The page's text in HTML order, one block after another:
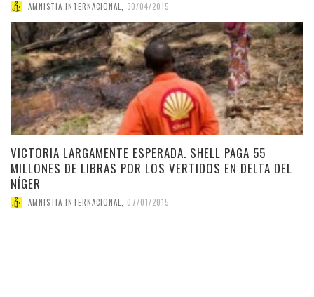
AMNISTIA INTERNACIONAL 30/04/2015
VICTORIA LARGAMENTE ESPERADA. SHELL PAGA 55
MILLONES DE LIBRAS POR LOS VERTIDOS EN DELTA DEL
NÍGER
AMNISTIA INTERNACIONAL 07/01/2015